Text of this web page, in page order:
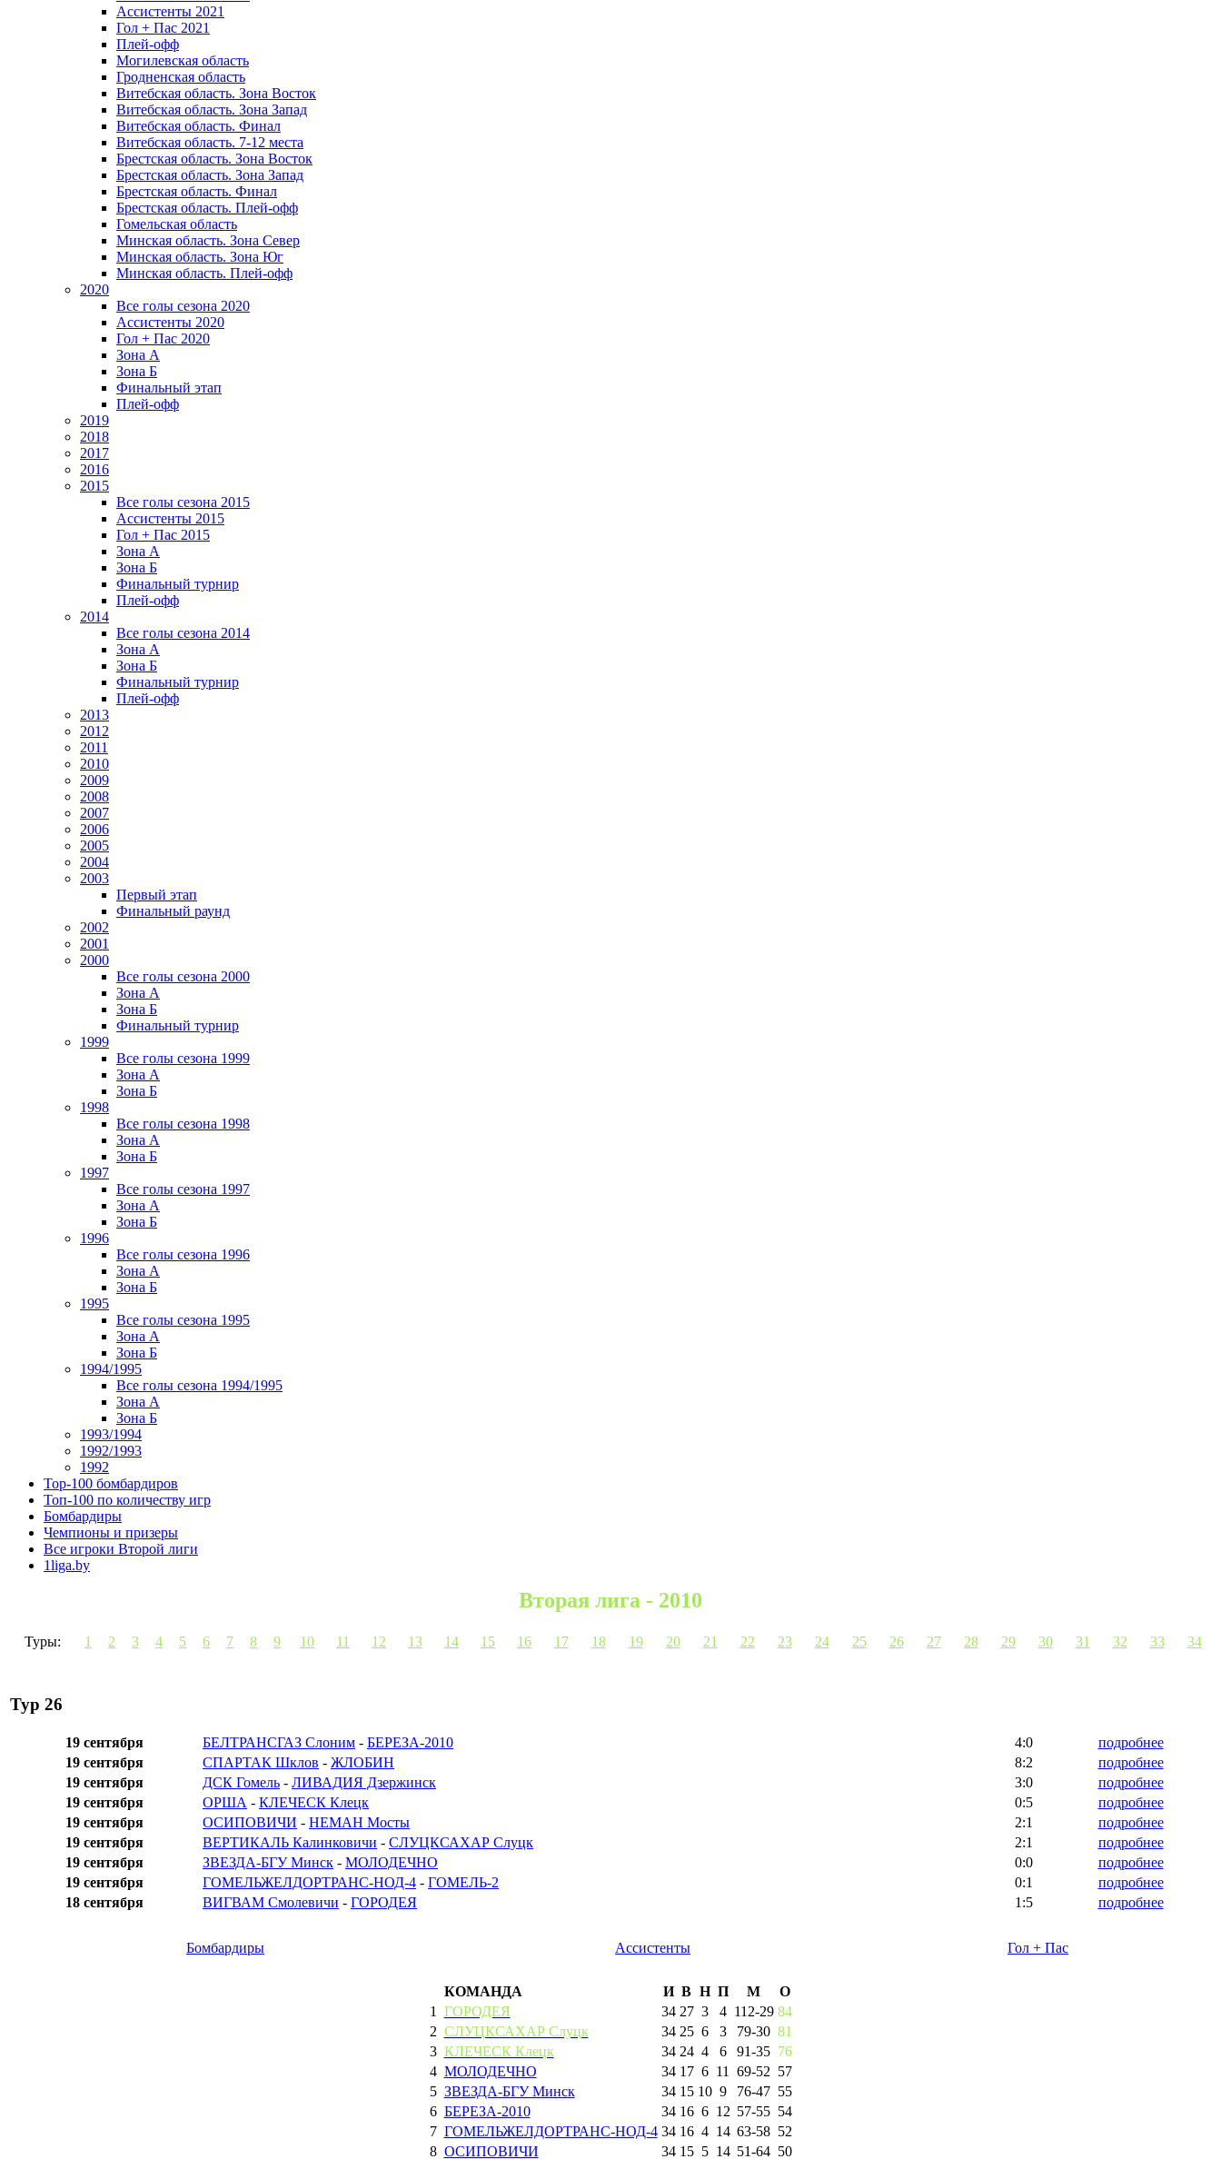
Ассистенты 2021
Гол + Пас 2021
Плей-офф
Могилевская область
Гродненская область
Витебская область. Зона Восток
Витебская область. Зона Запад
Витебская область. Финал
Витебская область. 7-12 места
Брестская область. Зона Восток
Брестская область. Зона Запад
Брестская область. Финал
Брестская область. Плей-офф
Гомельская область
Минская область. Зона Север
Минская область. Зона Юг
Минская область. Плей-офф
2020
Все голы сезона 2020
Ассистенты 2020
Гол + Пас 2020
Зона А
Зона Б
Финальный этап
Плей-офф
2019
2018
2017
2016
2015
Все голы сезона 2015
Ассистенты 2015
Гол + Пас 2015
Зона А
Зона Б
Финальный турнир
Плей-офф
2014
Все голы сезона 2014
Зона А
Зона Б
Финальный турнир
Плей-офф
2013
2012
2011
2010
2009
2008
2007
2006
2005
2004
2003
Первый этап
Финальный раунд
2002
2001
2000
Все голы сезона 2000
Зона А
Зона Б
Финальный турнир
1999
Все голы сезона 1999
Зона А
Зона Б
1998
Все голы сезона 1998
Зона А
Зона Б
1997
Все голы сезона 1997
Зона А
Зона Б
1996
Все голы сезона 1996
Зона А
Зона Б
1995
Все голы сезона 1995
Зона А
Зона Б
1994/1995
Все голы сезона 1994/1995
Зона А
Зона Б
1993/1994
1992/1993
1992
Top-100 бомбардиров
Топ-100 по количеству игр
Бомбардиры
Чемпионы и призеры
Все игроки Второй лиги
1liga.by
Вторая лига - 2010
Туры: 1 2 3 4 5 6 7 8 9 10 11 12 13 14 15 16 17 18 19 20 21 22 23 24 25 26 27 28 29 30 31 32 33 34
Тур 26
19 сентября БЕЛТРАНСГАЗ Слоним - БЕРЕЗА-2010 4:0
подробнее
19 сентября
СПАРТАК Шклов - ЖЛОБИН 8:2
подробнее
19 сентября
ДСК Гомель - ЛИВАДИЯ Дзержинск 3:0
подробнее
19 сентября
ОРША - КЛЕЧЕСК Клецк 0:5
подробнее
19 сентября
ОСИПОВИЧИ - НЕМАН Мосты 2:1
подробнее
19 сентября
ВЕРТИКАЛЬ Калинковичи - СЛУЦКСАХАР Слуцк 2:1
подробнее
19 сентября
ЗВЕЗДА-БГУ Минск - МОЛОДЕЧНО 0:0
подробнее
19 сентября
ГОМЕЛЬЖЕЛДОРТРАНС-НОД-4 - ГОМЕЛЬ-2 0:1
подробнее
18 сентября
ВИГВАМ Смолевичи - ГОРОДЕЯ 1:5 подробнее
Бомбардиры Ассистенты Гол + Пас
КОМАНДА И В Н П М
О
1
ГОРОДЕЯ 34 27 3 4 112-29 84
2 СЛУЦКСАХАР Слуцк 34 25 6 3 79-30 81
3 КЛЕЧЕСК Клецк 34 24 4 6 91-35 76
4 МОЛОДЕЧНО 34 17 6 11 69-52 57
5 ЗВЕЗДА-БГУ Минск 34 15 10 9 76-47 55
6 БЕРЕЗА-2010 34 16 6 12 57-55 54
7 ГОМЕЛЬЖЕЛДОРТРАНС-НОД-4 34 16 4 14 63-58 52
8 ОСИПОВИЧИ 34 15 5 14 51-64 50